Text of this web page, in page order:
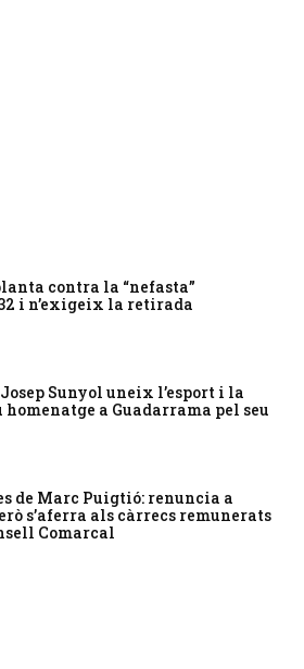
contra la “nefasta”
i n’exigeix la retirada
Sunyol uneix l’esport i la
a Guadarrama pel seu
de Marc Puigtió: renuncia a
s’aferra als càrrecs remunerats
Comarcal